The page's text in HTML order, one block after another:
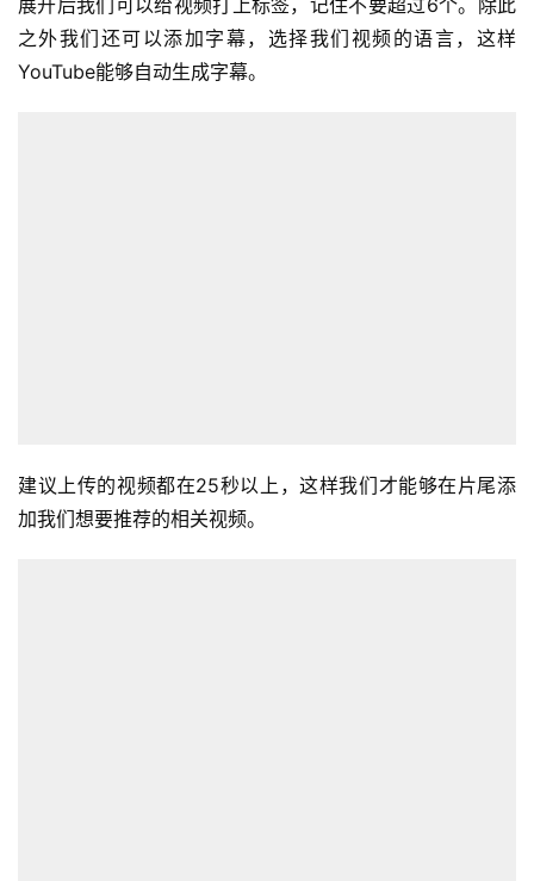
之外我们还可以添加字幕，选择我们视频的语言，这样
YouTube能够自动生成字幕。
建议上传的视频都在25秒以上，这样我们才能够在片尾添
加我们想要推荐的相关视频。